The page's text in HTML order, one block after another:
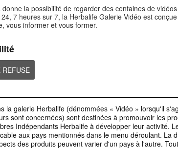
la possibilité de regarder des centaines de
7 heures sur 7, la Herbalife Galerie Vidéo est
vous informer et vous former.
REFUSE
la galerie Herbalife (dénommées « Vidéo » lorsqu'il
sont concernées) sont destinées à promouvoir les
Indépendants Herbalife à développer leur activité.
aux pays mentionnés dans le menu déroulant. La
des produits peuvent varier d'un pays à l'autre.
2:26
et
de citoyens
HL/Skin - Hydratation
Découvrez les produits de la
Parcours 06 -
14:22
à considérer
possible et
maximum
2:11
Propriété intellectuelle
Tant que vous êtes
DistributeurIndépendant vous
devez utiliser la propriété
intellectuelle approuvée,
Parcours 07 -
du Coach
Masterclass Clubs